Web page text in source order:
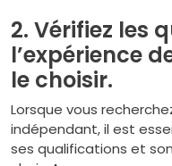
2. Vérifiez les
l’expérience
le choisir.
Lorsque vous
indépendant, il est
ses qualifications et